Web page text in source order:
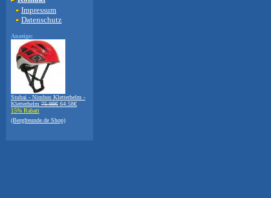
Impressum
Datenschutz
Anzeige:
Stubai - Nimbus Kletterhelm -
Kletterhelm 75.98€ 64.58€
15% Rabatt
(Bergfreunde.de Shop)